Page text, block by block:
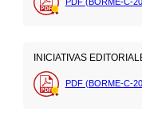
INICIATIVAS
PDF (BORME-C-